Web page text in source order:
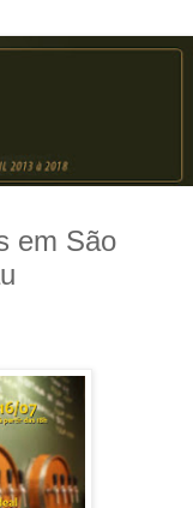
em São